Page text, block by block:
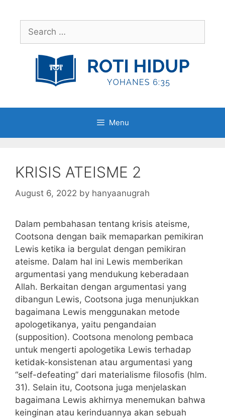
contentSearch
for:
Menu
KRISIS ATEISME 2
August 6, 2022 by hanyaanugrah
Dalam pembahasan tentang krisis ateisme,
Cootsona dengan baik memaparkan pemikiran
Lewis ketika ia bergulat dengan pemikiran
ateisme. Dalam hal ini Lewis memberikan
argumentasi yang mendukung keberadaan
Allah. Berkaitan dengan argumentasi yang
dibangun Lewis, Cootsona juga menunjukkan
bagaimana Lewis menggunakan metode
apologetikanya, yaitu pengandaian
(supposition). Cootsona menolong pembaca
untuk mengerti apologetika Lewis terhadap
ketidak-konsistenan atau argumentasi yang
“self-defeating” dari materialisme filosofis (hlm.
31). Selain itu, Cootsona juga menjelaskan
bagaimana Lewis akhirnya menemukan bahwa
keinginan atau kerinduannya akan sebuah